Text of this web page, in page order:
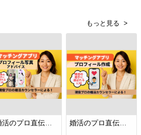
もっと見る
婚活のプロ直伝！選ばれるプロフィー…